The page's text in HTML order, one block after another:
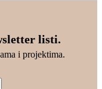
listi.
i projektima.